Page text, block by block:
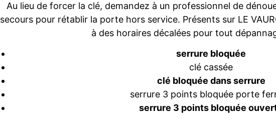
Au lieu de forcer la clé, demandez à un professionnel de
secours pour rétablir la porte hors service. Présents sur LE
à des horaires décalées pour tout
serrure bloquée
clé cassée
clé bloquée dans serrure
serrure 3 points bloquée porte
serrure 3 points bloquée